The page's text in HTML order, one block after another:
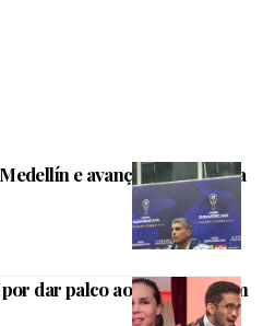
e avança às oitavas da
dar palco ao deputado Kim